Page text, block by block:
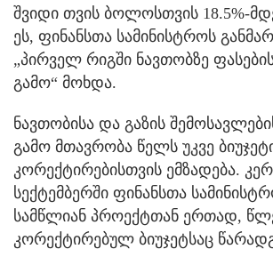
შვიდი თვის ბოლოსთვის 18.5%-
ეს, ფინანსთა სამინისტროს
„პირველ რიგში ნავთობზე
გამო“ მოხდა.
ნავთობისა და გაზის
გამო მთავრობა წელს უკვე
კორექტირებისთვის ემზადება.
სექტემბერში ფინანსთა
სამწლიან პროექტთან ერთად,
კორექტირებულ ბიუჯეტსაც